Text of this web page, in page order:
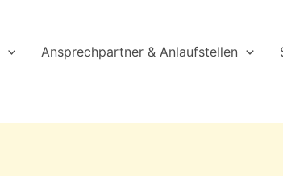
Ansprechpartner & Anlaufstellen